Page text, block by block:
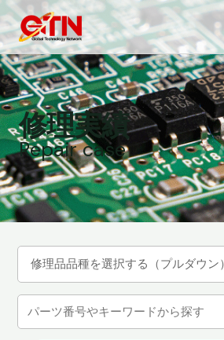
内
容
を
ス
キ
ッ
プ 修理実績
Repair case